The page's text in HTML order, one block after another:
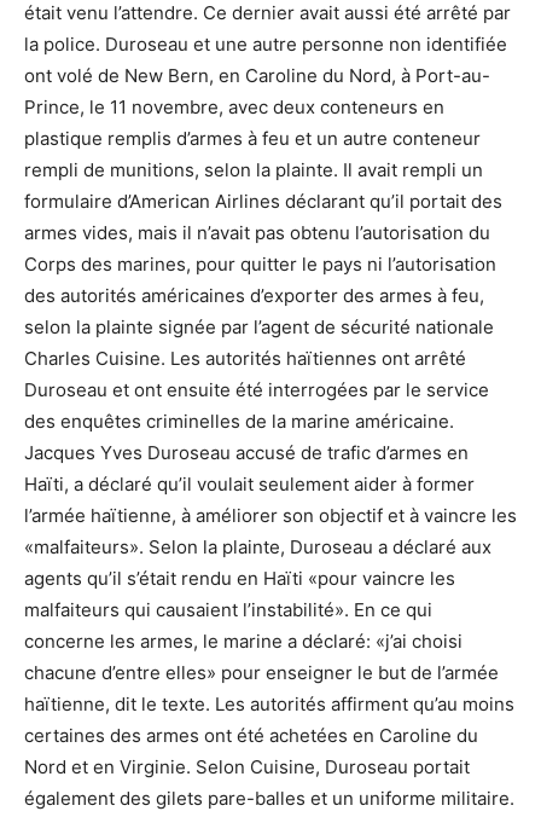
était venu l’attendre. Ce dernier avait aussi été arrêté par
la police. Duroseau et une autre personne non identifiée
ont volé de New Bern, en Caroline du Nord, à Port-au-
Prince, le 11 novembre, avec deux conteneurs en
plastique remplis d’armes à feu et un autre conteneur
rempli de munitions, selon la plainte. Il avait rempli un
formulaire d’American Airlines déclarant qu’il portait des
armes vides, mais il n’avait pas obtenu l’autorisation du
Corps des marines, pour quitter le pays ni l’autorisation
des autorités américaines d’exporter des armes à feu,
selon la plainte signée par l’agent de sécurité nationale
Charles Cuisine. Les autorités haïtiennes ont arrêté
Duroseau et ont ensuite été interrogées par le service
des enquêtes criminelles de la marine américaine.
Jacques Yves Duroseau accusé de trafic d’armes en
Haïti, a déclaré qu’il voulait seulement aider à former
l’armée haïtienne, à améliorer son objectif et à vaincre les
«malfaiteurs». Selon la plainte, Duroseau a déclaré aux
agents qu’il s’était rendu en Haïti «pour vaincre les
malfaiteurs qui causaient l’instabilité». En ce qui
concerne les armes, le marine a déclaré: «j’ai choisi
chacune d’entre elles» pour enseigner le but de l’armée
haïtienne, dit le texte. Les autorités affirment qu’au moins
certaines des armes ont été achetées en Caroline du
Nord et en Virginie. Selon Cuisine, Duroseau portait
également des gilets pare-balles et un uniforme militaire.